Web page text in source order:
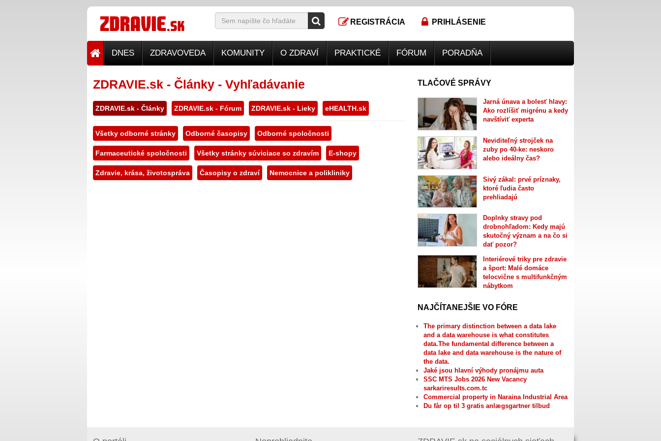
REGISTRÁCIA PRIHLÁSENIE
DNES ZDRAVOVEDA KOMUNITY O ZDRAVÍ PRAKTICKÉ FÓRUM PORADŇA
ZDRAVIE.sk - Články - Vyhľadávanie
ZDRAVIE.sk - Články ZDRAVIE.sk - Fórum ZDRAVIE.sk - Lieky eHEALTH.sk
Všetky odborné stránky Odborné časopisy Odborné spoločnosti
Farmaceutické spoločnosti Všetky stránky súviciace so zdravím E-shopy
Zdravie, krása, životospráva Časopisy o zdraví Nemocnice a polikliniky
TLAČOVÉ SPRÁVY
Jarná únava a bolesť hlavy:
Ako rozlíšiť migrénu a kedy
navštíviť experta
Neviditeľný strojček na
zuby po 40-ke: neskoro
alebo ideálny čas?
Sivý zákal: prvé príznaky,
ktoré ľudia často
prehliadajú
Doplnky stravy pod
drobnohľadom: Kedy majú
skutočný význam a na čo si
dať pozor?
Interiérové triky pre zdravie
a šport: Malé domáce
telocvične s multifunkčným
nábytkom
NAJČÍTANEJŠIE VO FÓRE
The primary distinction between a data lake
and a data warehouse is what constitutes
data.The fundamental difference between a
data lake and data warehouse is the nature of
the data.
Jaké jsou hlavní výhody pronájmu auta
SSC MTS Jobs 2026 New Vacancy
sarkariresults.com.tc
Commercial property in Naraina Industrial Area
Du får op til 3 gratis anlægsgartner tilbud